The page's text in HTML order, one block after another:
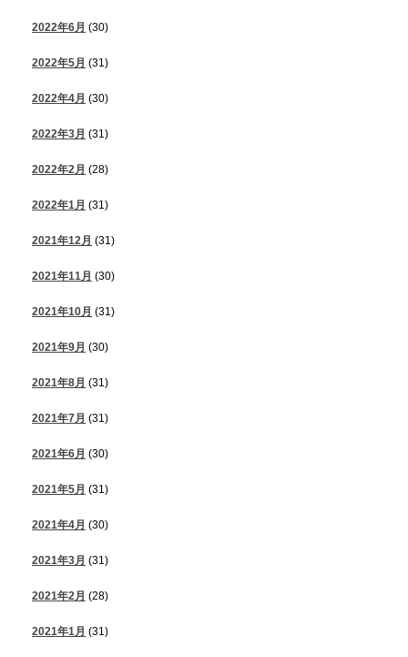
2022年6月 (30)
2022年5月 (31)
2022年4月 (30)
2022年3月 (31)
2022年2月 (28)
2022年1月 (31)
2021年12月 (31)
2021年11月 (30)
2021年10月 (31)
2021年9月 (30)
2021年8月 (31)
2021年7月 (31)
2021年6月 (30)
2021年5月 (31)
2021年4月 (30)
2021年3月 (31)
2021年2月 (28)
2021年1月 (31)